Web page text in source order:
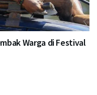
Warga di Festival